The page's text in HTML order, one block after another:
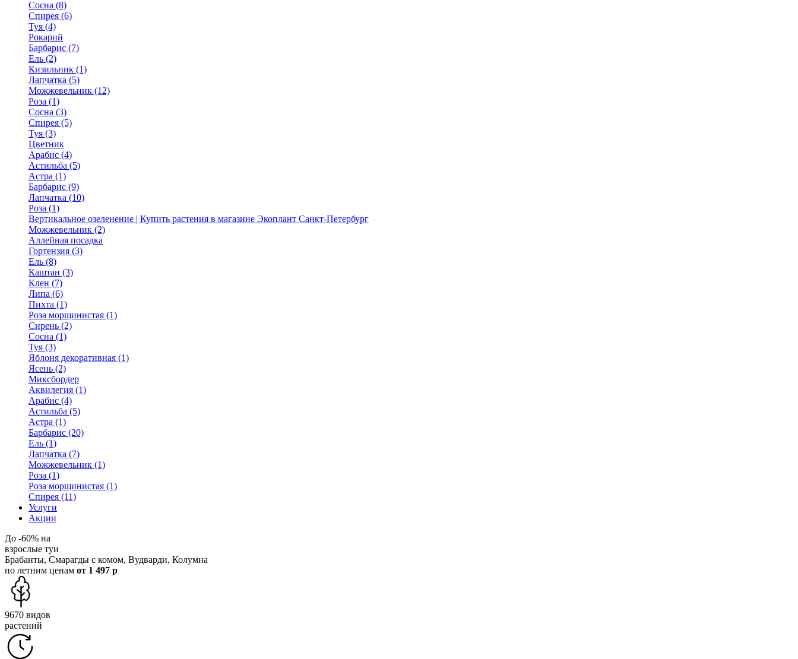
Сосна (8)
Спирея (6)
Туя (4)
Рокарий
Барбарис (7)
Ель (2)
Кизильник (1)
Лапчатка (5)
Можжевельник (12)
Роза (1)
Сосна (3)
Спирея (5)
Туя (3)
Цветник
Арабис (4)
Астильба (5)
Астра (1)
Барбарис (9)
Лапчатка (10)
Роза (1)
Вертикальное озеленение | Купить растения в магазине Экоплант Санкт-Петербург
Можжевельник (2)
Аллейная посадка
Гортензия (3)
Ель (8)
Каштан (3)
Клен (7)
Липа (6)
Пихта (1)
Роза морщинистая (1)
Сирень (2)
Сосна (1)
Туя (3)
Яблоня декоративная (1)
Ясень (2)
Миксбордер
Аквилегия (1)
Арабис (4)
Астильба (5)
Астра (1)
Барбарис (20)
Ель (1)
Лапчатка (7)
Можжевельник (1)
Роза (1)
Роза морщинистая (1)
Спирея (11)
Услуги
Акции
До -60% на
взрослые туи
Брабанты, Смарагды с комом, Вудварди, Колумна
по летним ценам от 1 497 р
9670 видов
растений